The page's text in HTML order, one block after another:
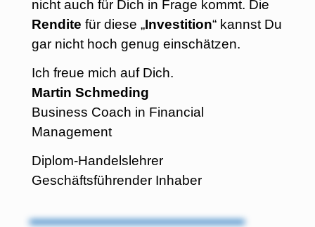
nicht auch für Dich in Frage kommt. Die
Rendite für diese „Investition“ kannst Du
gar nicht hoch genug einschätzen.
Ich freue mich auf Dich.
Martin Schmeding
Business Coach in Financial
Management
Diplom-Handelslehrer
Geschäftsführender Inhaber